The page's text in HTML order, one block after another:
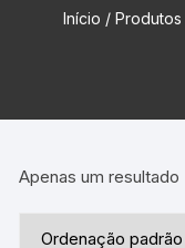
Início / Produtos
Apenas um resultado